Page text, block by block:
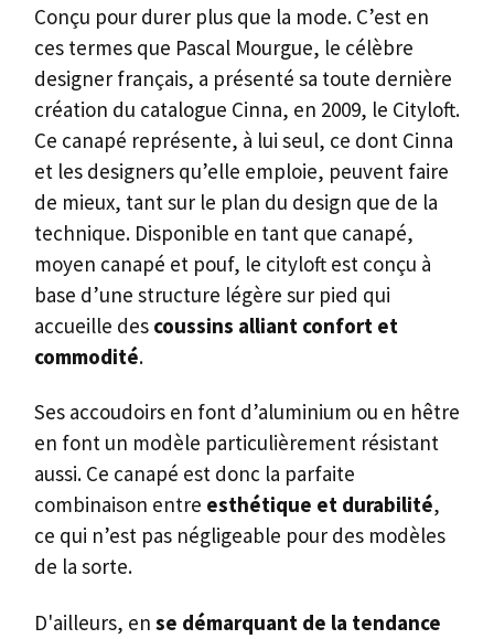
Conçu pour durer plus que la mode. C’est en
ces termes que Pascal Mourgue, le célèbre
designer français, a présenté sa toute dernière
création du catalogue Cinna, en 2009, le Cityloft.
Ce canapé représente, à lui seul, ce dont Cinna
et les designers qu’elle emploie, peuvent faire
de mieux, tant sur le plan du design que de la
technique. Disponible en tant que canapé,
moyen canapé et pouf, le cityloft est conçu à
base d’une structure légère sur pied qui
accueille des coussins alliant confort et
commodité.
Ses accoudoirs en font d’aluminium ou en hêtre
en font un modèle particulièrement résistant
aussi. Ce canapé est donc la parfaite
combinaison entre esthétique et durabilité,
ce qui n’est pas négligeable pour des modèles
de la sorte.
D'ailleurs, en se démarquant de la tendance